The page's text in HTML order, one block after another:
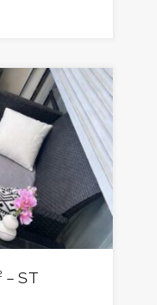
– ST